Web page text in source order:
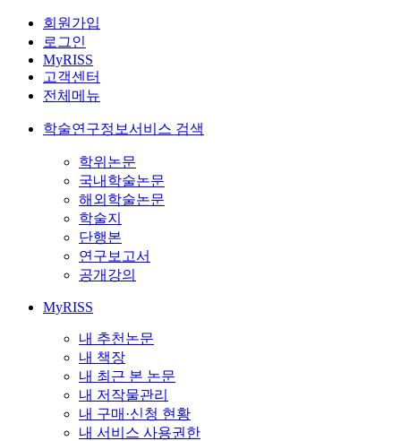
회원가입
로그인
MyRISS
고객센터
전체메뉴
학술연구정보서비스 검색
학위논문
국내학술논문
해외학술논문
학술지
단행본
연구보고서
공개강의
MyRISS
내 추천논문
내 책장
내 최근 본 논문
내 저작물관리
내 구매·신청 현황
내 서비스 사용권한